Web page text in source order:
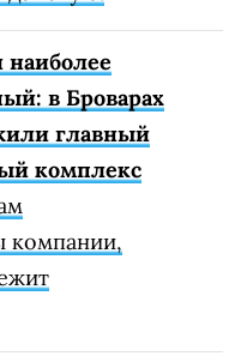
в Броварах
главный
комплекс
компании,